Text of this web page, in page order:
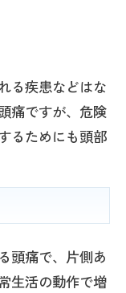
る疾患などはな
痛ですが、危険
るためにも頭部
頭痛で、片側あ
生活の動作で増